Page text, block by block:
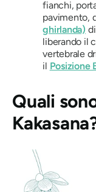
fianchi,
pavimento,
ghirlanda)
liberando il
vertebrale
il Posizione
Quali
Kakasana